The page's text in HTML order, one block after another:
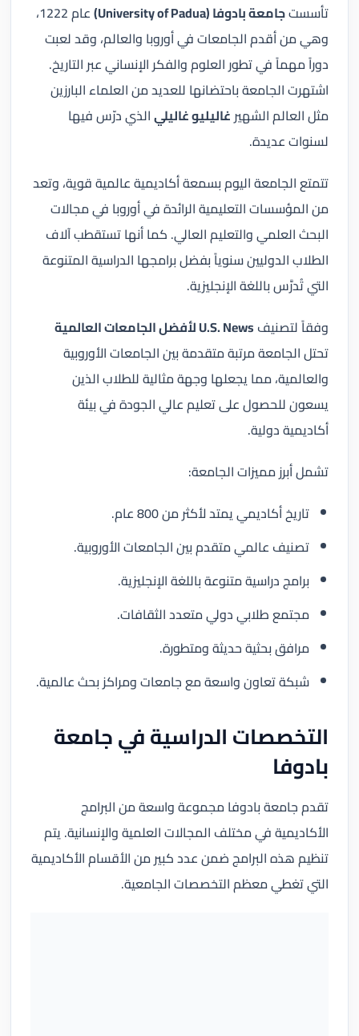
تأسستجامعة بادوفا (University of Padua)
عام 1222،
وهي من أقدم الجامعات في أوروبا والعالم، وقد لعبت
دوراً مهماً في تطور العلوم والفكر الإنساني عبر التاريخ.
اشتهرت الجامعة باحتضانها للعديد من العلماء البارزين
مثل العالم الشهيرغاليليو غاليليالذي درّس فيها
لسنوات عديدة.
تتمتع الجامعة اليوم بسمعة أكاديمية عالمية قوية، وتعد
من المؤسسات التعليمية الرائدة في أوروبا في مجالات
البحث العلمي والتعليم العالي. كما أنها تستقطب آلاف
الطلاب الدوليين سنوياً بفضل برامجها الدراسية المتنوعة
التي تُدرَّس باللغة الإنجليزية.
وفقاً لتصنيفU.S. News لأفضل الجامعات العالمية
تحتل الجامعة مرتبة متقدمة بين الجامعات الأوروبية
والعالمية، مما يجعلها وجهة مثالية للطلاب الذين
يسعون للحصول على تعليم عالي الجودة في بيئة
أكاديمية دولية.
تشمل أبرز مميزات الجامعة:
تاريخ أكاديمي يمتد لأكثر من 800 عام.
تصنيف عالمي متقدم بين الجامعات الأوروبية.
برامج دراسية متنوعة باللغة الإنجليزية.
مجتمع طلابي دولي متعدد الثقافات.
مرافق بحثية حديثة ومتطورة.
شبكة تعاون واسعة مع جامعات ومراكز بحث عالمية.
التخصصات الدراسية في جامعة
بادوفا
تقدم جامعة بادوفا مجموعة واسعة من البرامج
الأكاديمية في مختلف المجالات العلمية والإنسانية. يتم
تنظيم هذه البرامج ضمن عدد كبير من الأقسام الأكاديمية
التي تغطي معظم التخصصات الجامعية.